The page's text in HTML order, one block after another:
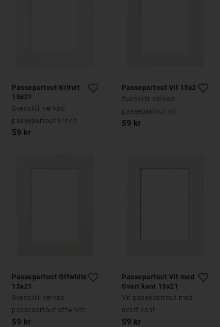
Passepartout Kritvit
15x21
Svensktillverkad
passepartout kritvit
59 kr
Passepartout Vit 15x21
Svensktillverkad
passepartout vit
59 kr
Passepartout Offwhite
15x21
Svensktillverkad
passepartout offwhite
59 kr
Passepartout Vit med
Svart kant 15x21
Vit passepartout med
svart kant
59 kr